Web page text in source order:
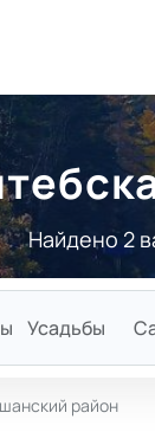
Найдено 2
Усадьбы
район